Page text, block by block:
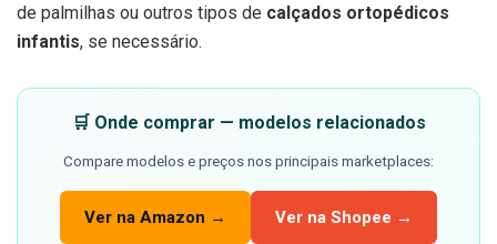
de palmilhas ou outros tipos de calçados ortopédicos
infantis, se necessário.
🛒 Onde comprar — modelos relacionados
Compare modelos e preços nos principais marketplaces:
Ver na Amazon → Ver na Shopee →